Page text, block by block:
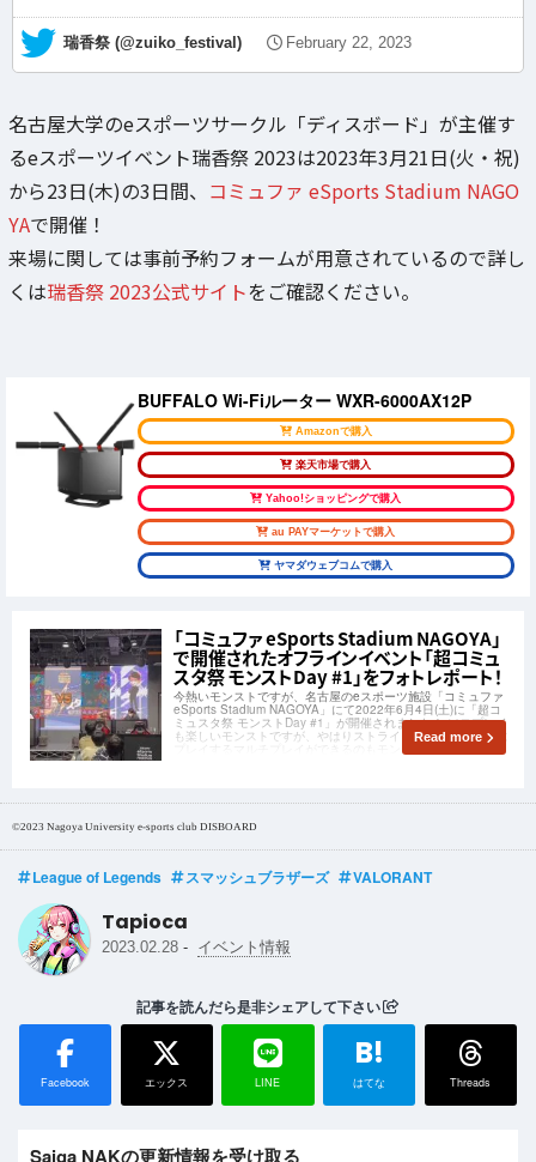
— 瑞香祭 (@zuiko_festival) February 22, 2023
名古屋大学のeスポーツサークル「ディスボード」が主催す
るeスポーツイベント瑞香祭 2023は2023年3月21日(火・祝)
から23日(木)の3日間、 コミュファ eSports Stadium NAGO
YAで開催！
来場に関しては事前予約フォームが用意されているので詳し
くは瑞香祭 2023公式サイトをご確認ください。
BUFFALO Wi-Fiルーター WXR-6000AX12P
Amazonで購入
楽天市場で購入
Yahoo!ショッピングで購入
au PAYマーケットで購入
ヤマダウェブコムで購入
「コミュファ eSports Stadium NAGOYA」
で開催されたオフラインイベント「超コミュ
スタ祭 モンストDay #1」をフォトレポート！
今熱いモンストですが、名古屋のeスポーツ施設「コミュファ
eSports Stadium NAGOYA」にて2022年6月4日(土)に「超コ
ミュスタ祭 モンストDay #1」が開催されました！ ソロプレイ
も楽しいモンストですが、やはりストライカーと繋がり一緒に
プレイするマルチプレイができるのもモンストの醍醐味ですよ
Read more
©2023 Nagoya University e-sports club DISBOARD
League of Legends スマッシュブラザーズ VALORANT
Tapioca
2023.02.28 - イベント情報
記事を読んだら是非シェアして下さい
Facebook エックス LINE
B!
はてな Threads
Saiga NAKの更新情報を受け取る